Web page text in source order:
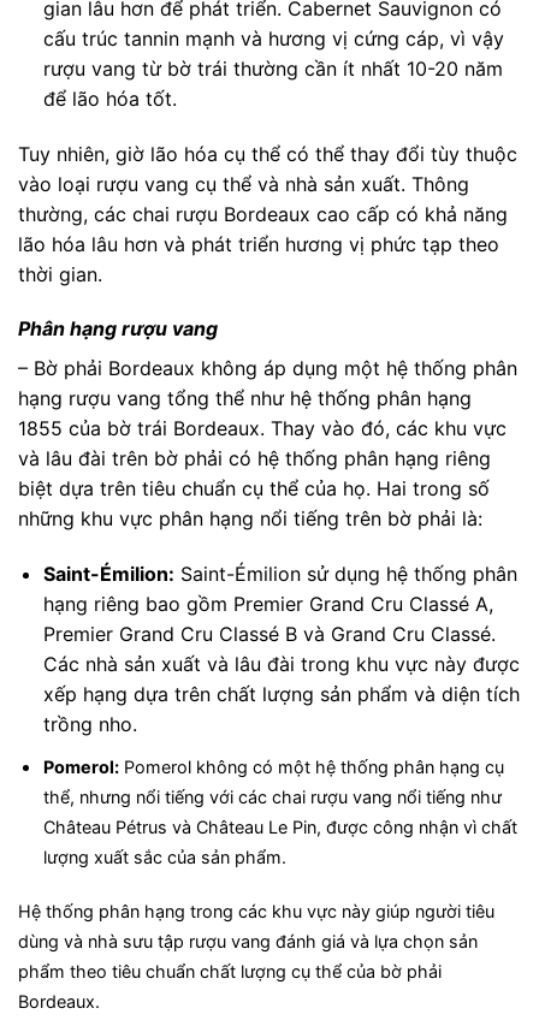
gian lâu hơn để phát triển. Cabernet Sauvignon có
cấu trúc tannin mạnh và hương vị cứng cáp, vì vậy
rượu vang từ bờ trái thường cần ít nhất 10-20 năm
để lão hóa tốt.
Tuy nhiên, giờ lão hóa cụ thể có thể thay đổi tùy thuộc
vào loại rượu vang cụ thể và nhà sản xuất. Thông
thường, các chai rượu Bordeaux cao cấp có khả năng
lão hóa lâu hơn và phát triển hương vị phức tạp theo
thời gian.
Phân hạng rượu vang
– Bờ phải Bordeaux không áp dụng một hệ thống phân
hạng rượu vang tổng thể như hệ thống phân hạng
1855 của bờ trái Bordeaux. Thay vào đó, các khu vực
và lâu đài trên bờ phải có hệ thống phân hạng riêng
biệt dựa trên tiêu chuẩn cụ thể của họ. Hai trong số
những khu vực phân hạng nổi tiếng trên bờ phải là:
Saint-Émilion: Saint-Émilion sử dụng hệ thống phân
hạng riêng bao gồm Premier Grand Cru Classé A,
Premier Grand Cru Classé B và Grand Cru Classé.
Các nhà sản xuất và lâu đài trong khu vực này được
xếp hạng dựa trên chất lượng sản phẩm và diện tích
trồng nho.
Pomerol:Pomerol không có một hệ thống phân hạng cụ
thể, nhưng nổi tiếng với các chai rượu vang nổi tiếng như
Château Pétrus và Château Le Pin, được công nhận vì chất
lượng xuất sắc của sản phẩm.
Hệ thống phân hạng trong các khu vực này giúp người tiêu
dùng và nhà sưu tập rượu vang đánh giá và lựa chọn sản
phẩm theo tiêu chuẩn chất lượng cụ thể của bờ phải
Bordeaux.